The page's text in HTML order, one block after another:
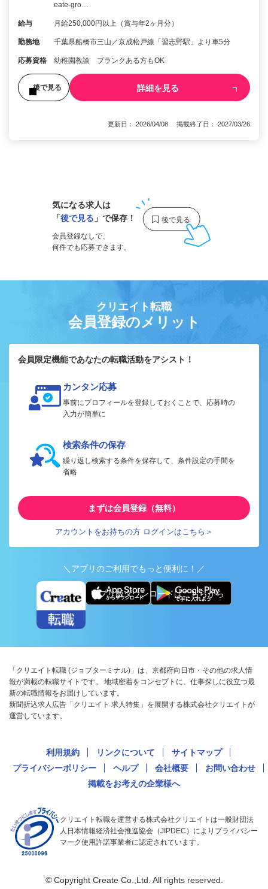
eate-gro…
給与 月給250,000円以上（賞与年2ヶ月分）
勤務地 千葉県船橋市三山／京成松戸線「習志野駅」より車5分
応募資格 幼稚園教諭 ブランクある方もOK
後で見る 詳細を見る
更新日： 2026/04/08 掲載終了日： 2027/03/26
気になる求人は
「後で見る 」で保存！
会員登録なしで、
何件でも応募できます。
クリエイト転職
会員登録のメリット
会員限定機能であなたの転職活動をアシスト！
カンタン応募
事前にプロフィールを登録しておくことで、応募時の
入力が簡単に
検索条件の保存
繰り返し検索する条件を保存して、条件設定の手間を
省略
まずは会員登録（無料）
アカウントをお持ちの方 ログインはこちら＞
＼アプリのご利用でもっと便利に！／
アプリ版ダウンロードはこちらから
「クリエイト転職 (ジョブターミナル)」は、京都府向日市・その他の求人情
報が満載の転職サイトです。 地域密着をコンセプトに、仕事探しに役立つ最
新の転職情報をお届けしています。
新聞折込求人広告「クリエイト 求人特集」を展開する株式会社クリエイトが
運営しています。
利用規約 リンクについて
サイトマップ
プライバシーポリシー
ヘルプ 会社概要
お問い合わせ
掲載をお考えの企業様へ
クリエイト転職を運営する株式会社クリエイトは一般財団法
人日本情報経済社会推進協会（JIPDEC）によりプライバシー
マーク使用許諾事業者に認定されています。
© Copyright Create Co.,Ltd. All rights reserved.